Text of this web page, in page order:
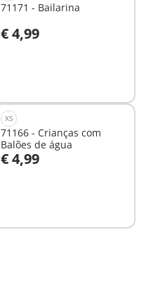
71171 - Bailarina
€ 4,99
XS
71166 - Crianças com
Balões de água
€ 4,99